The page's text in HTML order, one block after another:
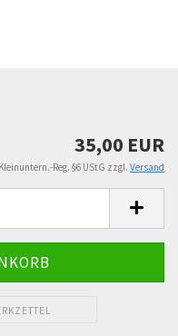
35,00 EUR
Reg. §6 UStG zzgl. Versand